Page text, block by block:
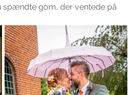
gom, der ventede på